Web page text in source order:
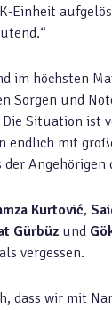
Einheit
im höchsten
Sorgen und
Situation ist
endlich mit
Angehörigen
Kurtović,
Gürbüz und
vergessen.
dass wir mit